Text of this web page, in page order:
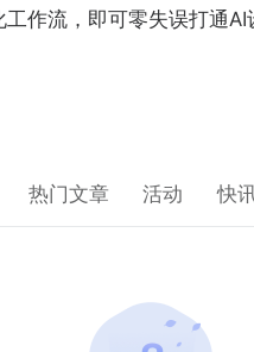
工作流，即可零失误打通
热门文章 活动 快